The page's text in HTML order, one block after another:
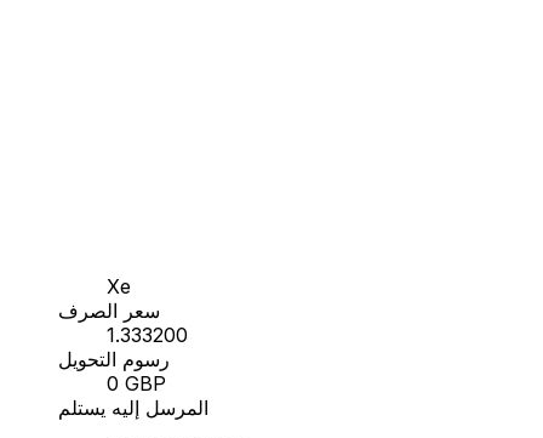
Xe
سعر الصرف
1.333200
رسوم التحويل
0 GBP
المرسل إليه يستلم